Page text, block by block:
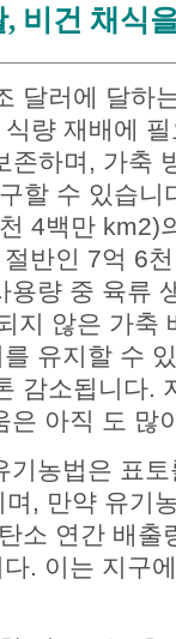
비건 채식
달러에 달하
량 재배에
존하며, 가축
할 수 있습니
4백만 km2)
반인 7억 6
용량 중 육류
지 않은 가축
유지할 수
감소됩니다.
은 아직 도 많
기농법은 표
, 만약 유기
소 연간 배출
. 이는 지구